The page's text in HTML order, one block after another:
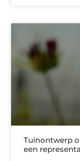
Tuinontwerp
een